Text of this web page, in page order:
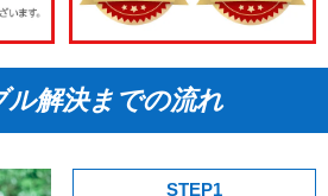
ル解決までの流れ
STEP1